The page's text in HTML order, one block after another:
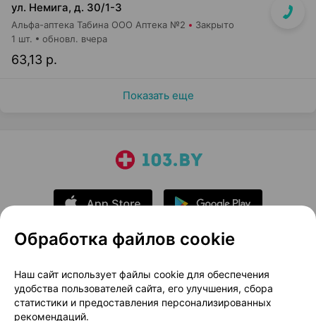
ул. Немига, д. 30/1-3
Альфа-аптека Табина ООО Аптека №2 Закрыто
63,13 р.
1 шт. обновл. вчера
Показать еще
О проекте
Новости проекта
Размещение рекламы
Медицинский маркетинг
Публичный договор
Доставка
Обработка файлов cookie
Наш сайт использует файлы cookie для обеспечения
удобства пользователей сайта, его улучшения, сбора
статистики и предоставления персонализированных
рекомендаций.